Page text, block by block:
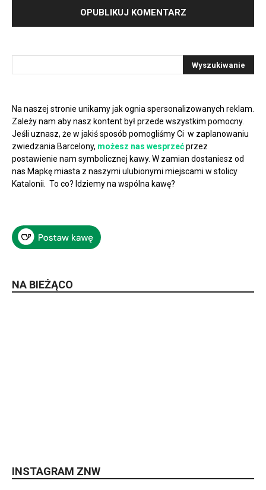
Na naszej stronie unikamy jak ognia spersonalizowanych reklam.
Zależy nam aby nasz kontent był przede wszystkim pomocny.
Jeśli uznasz, że w jakiś sposób pomogliśmy Ci w zaplanowaniu
zwiedzania Barcelony, możesz nas wesprzećprzez
postawienie nam symbolicznej kawy. W zamian dostaniesz od
nas Mapkę miasta z naszymi ulubionymi miejscami w stolicy
Katalonii. To co? Idziemy na wspólna kawę?
NA BIEŻĄCO
INSTAGRAM ZNW